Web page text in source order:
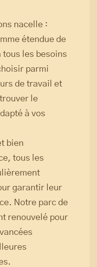
nacelle :
étendue de
les besoins
parmi
de travail et
le
à vos
bien
tous les
garantir leur
Notre parc de
renouvelé pour